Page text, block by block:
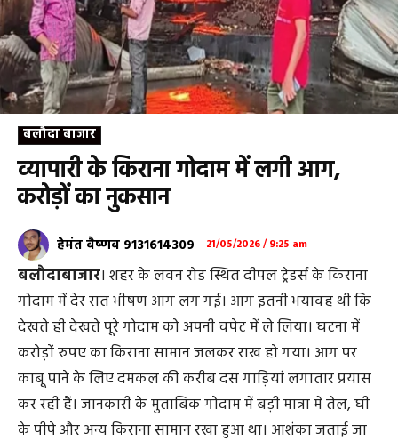
बलौदा बाजार
व्यापारी के किराना गोदाम में लगी आग,
करोड़ों का नुकसान
हेमंत वैष्णव 9131614309 21/05/2026 / 9:25 am
बलौदाबाजार। शहर के लवन रोड स्थित दीपल ट्रेडर्स के किराना
गोदाम में देर रात भीषण आग लग गई। आग इतनी भयावह थी कि
देखते ही देखते पूरे गोदाम को अपनी चपेट में ले लिया। घटना में
करोड़ों रुपए का किराना सामान जलकर राख हो गया। आग पर
काबू पाने के लिए दमकल की करीब दस गाड़ियां लगातार प्रयास
कर रही हैं। जानकारी के मुताबिक गोदाम में बड़ी मात्रा में तेल, घी
के पीपे और अन्य किराना सामान रखा हुआ था। आशंका जताई जा